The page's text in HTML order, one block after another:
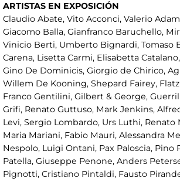
ARTISTAS EN EXPOSICIÓN
Claudio Abate, Vito Acconci, Valerio
Giacomo Balla, Gianfranco Baruchello,
Vinicio Berti, Umberto Bignardi, Tomaso
Carena, Lisetta Carmi, Elisabetta
Gino De Dominicis, Giorgio de Chirico,
Willem De Kooning, Shepard Fairey,
Franco Gentilini, Gilbert & George,
Grifi, Renato Guttuso, Mark Jenkins,
Levi, Sergio Lombardo, Urs Luthi, Renato
Maria Mariani, Fabio Mauri, Alessandra
Nespolo, Luigi Ontani, Pax Paloscia, Pino
Patella, Giuseppe Penone, Anders
Pignotti, Cristiano Pintaldi, Fausto